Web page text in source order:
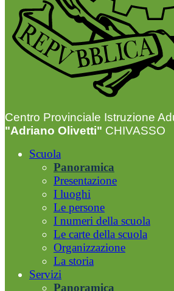
Centro Provinciale Istruzione
"Adriano Olivetti" CHIVASSO
Scuola
Panoramica
Presentazione
I luoghi
Le persone
I numeri della scuola
Le carte della scuola
Organizzazione
La storia
Servizi
Panoramica